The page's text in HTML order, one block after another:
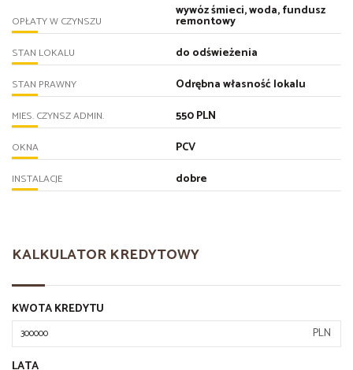
OPŁATY W CZYNSZU
wywóz śmieci, woda, fundusz
remontowy
STAN LOKALU do odświeżenia
STAN PRAWNY Odrębna własność lokalu
MIES. CZYNSZ ADMIN. 550 PLN
OKNA PCV
INSTALACJE dobre
KALKULATOR KREDYTOWY
KWOTA KREDYTU
PLN